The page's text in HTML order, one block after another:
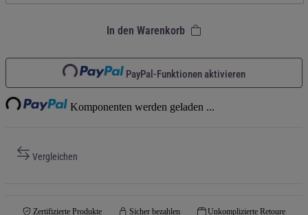
In den Warenkorb
Loading... PayPal-Funktionen aktivieren
Komponenten werden geladen ...
Vergleichen
Zertifizierte Produkte Sicher bezahlen Unkomplizierte Retoure